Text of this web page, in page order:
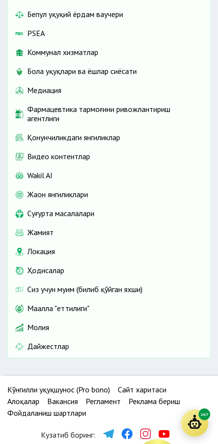
Бепул ҳуқуқий ёрдам ваучери
PSEA
Коммунал хизматлар
Бола ҳуқуқлари ва ёшлар сиёсати
Медиация
Фармацевтика тармоғини ривожлантириш
агентлиги
Қонунчиликдаги янгиликлар
Видео контентлар
Wakil AI
Жаҳон янгиликлари
Cуғурта масалалари
Жамият
Локация
Ҳодисалар
Сиз учун муҳим (билиб қўйган яхши)
Маҳалла "еттилиги"
Молия
Дайжестлар
Кўнгилли ҳуқуқшунос (Pro bono)
Сайт харитаси
Алоқалар
Вакансия Регламент
Реклама бериш
Фойдаланиш шартлари
Кузатиб боринг:
24/7